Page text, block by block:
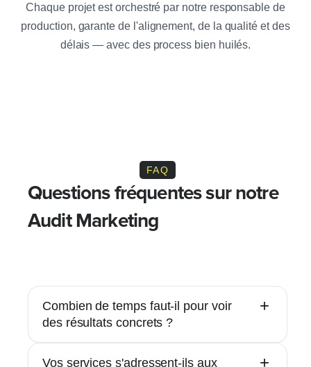
Chaque projet est orchestré par notre responsable de
production, garante de l'alignement, de la qualité et des
délais — avec des process bien huilés.
FAQ
Questions fréquentes sur notre
Audit Marketing
Combien de temps faut-il pour voir
des résultats concrets ?
+
Nos clients commencent généralement à voir des
Vos services s'adressent-ils aux
+